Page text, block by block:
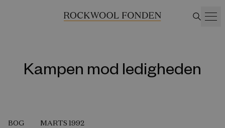
Kampen mod ledigheden
BOG MARTS 1992